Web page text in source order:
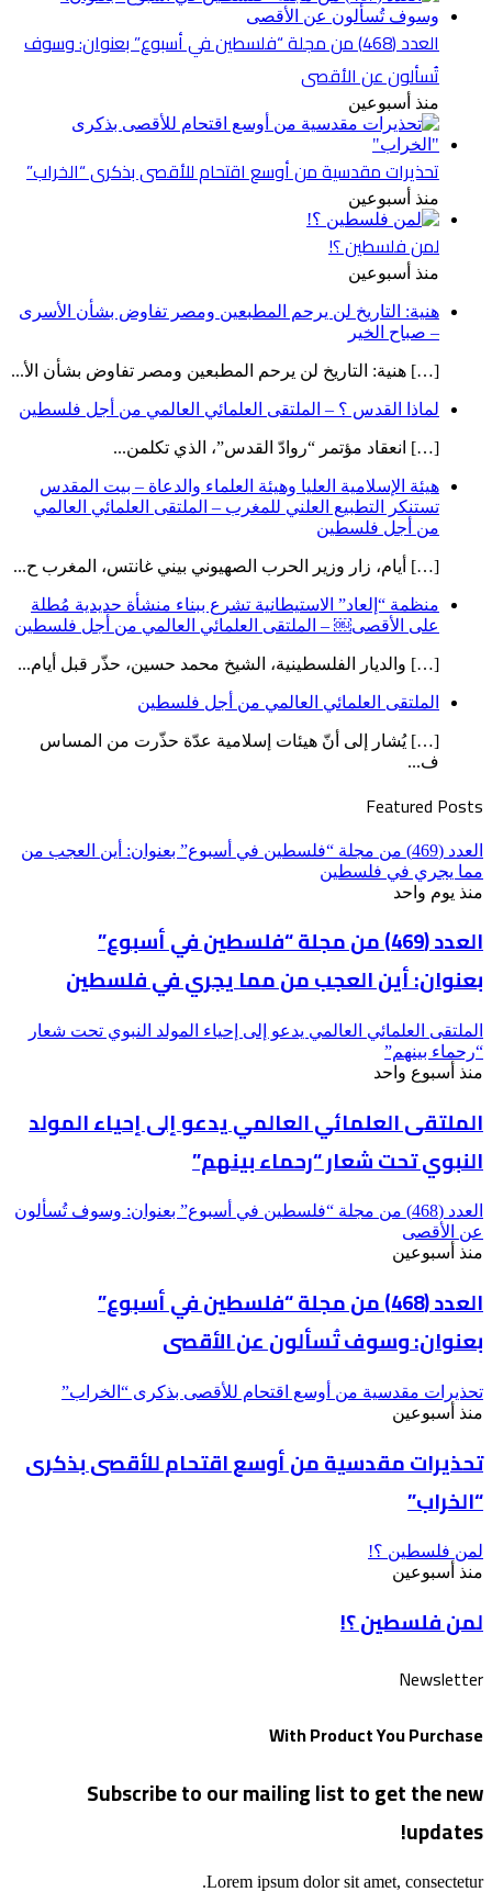
العدد (468) من مجلة “فلسطين في أسبوع” بعنوان: وسوف
تُسألون عن الأقصى
منذ أسبوعين
تحذيرات مقدسية من أوسع اقتحام للأقصى بذكرى “الخراب”
منذ أسبوعين
لمن فلسطين ؟!
منذ أسبوعين
هنية: التاريخ لن يرحم المطبعين ومصر تفاوض بشأن الأسرى
– صباح الخير
[…] هنية: التاريخ لن يرحم المطبعين ومصر تفاوض بشأن الأ...
لماذا القدس ؟ – الملتقى العلمائي العالمي من أجل فلسطين
[…] انعقاد مؤتمر “روادّ القدس”، الذي تكلمن...
هيئة الإسلامية العليا وهيئة العلماء والدعاة – بيت المقدس
تستنكر التطبيع العلني للمغرب – الملتقى العلمائي العالمي
من أجل فلسطين
[…] أيام، زار وزير الحرب الصهيوني بيني غانتس، المغرب ح...
منظمة “إلعاد” الاستيطانية تشرع ببناء منشأة حديدية مُطلة
على الأقصى￼ – الملتقى العلمائي العالمي من أجل فلسطين
[…] والديار الفلسطينية، الشيخ محمد حسين، حذّر قبل أيام...
الملتقى العلمائي العالمي من أجل فلسطين
[…] يُشار إلى أنّ هيئات إسلامية عدّة حذّرت من المساس
ف...
Featured Posts
العدد (469) من مجلة “فلسطين في أسبوع” بعنوان: أين العجب من
مما يجري في فلسطين
منذ يوم واحد
العدد (469) من مجلة “فلسطين في أسبوع”
بعنوان: أين العجب من مما يجري في فلسطين
الملتقى العلمائي العالمي يدعو إلى إحياء المولد النبوي تحت شعار
“رحماء بينهم”
منذ أسبوع واحد
الملتقى العلمائي العالمي يدعو إلى إحياء المولد
النبوي تحت شعار “رحماء بينهم”
العدد (468) من مجلة “فلسطين في أسبوع” بعنوان: وسوف تُسألون
عن الأقصى
منذ أسبوعين
العدد (468) من مجلة “فلسطين في أسبوع”
بعنوان: وسوف تُسألون عن الأقصى
تحذيرات مقدسية من أوسع اقتحام للأقصى بذكرى “الخراب”
منذ أسبوعين
تحذيرات مقدسية من أوسع اقتحام للأقصى بذكرى
“الخراب”
لمن فلسطين ؟!
منذ أسبوعين
لمن فلسطين ؟!
Newsletter
With Product You Purchase
Subscribe to our mailing list to get the new
updates!
Lorem ipsum dolor sit amet, consectetur.